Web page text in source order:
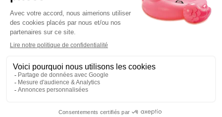
Détails techniques
Un service en France